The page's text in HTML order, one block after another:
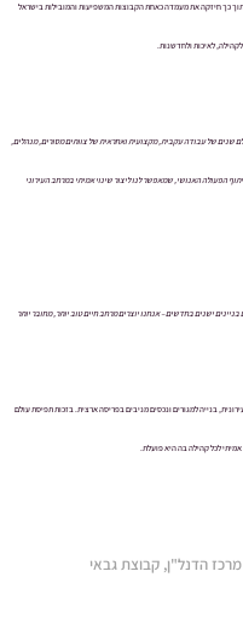
כך חיזקה את מעמדה כאחת הקבוצות המשפיעות והמובילות בישראל
לאיכות ולחדשנות.
של עבודה עקבית, מקצועית ואחראית של צוותים מסורים, מנהלים,
הפעולה האנושי, שמאפשר לנו ליצור שינוי אמיתי במרחב העירוני
ישנים בחדשים – אנחנו יוצרים מרחב חיים טוב יותר, מחובר יותר
בנייה למגורים ונכסים מניבים בפריסה ארצית. בזכות תפיסת עולם
לכל קהילה בה היא פועלת.
הדנל"ן,קבוצת גבאי